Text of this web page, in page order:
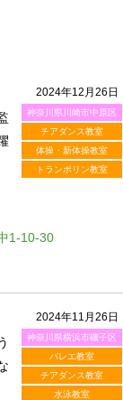
2024年12月26日
神奈川県川崎市中原区
チアダンス教室
体操・新体操教室
トランポリン教室
1-10-30
2024年11月26日
神奈川県横浜市磯子区
バレエ教室
チアダンス教室
水泳教室